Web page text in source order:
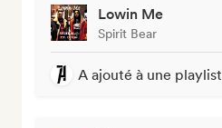
Lowin Me
Spirit Bear
A ajouté à une playlist